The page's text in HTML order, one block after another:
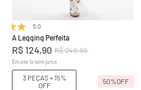
5.0
A Legging Perfeita
R$124,90 R$249,90
Em até1xsem juros
3 PEÇAS + 15%
OFF
50%OFF